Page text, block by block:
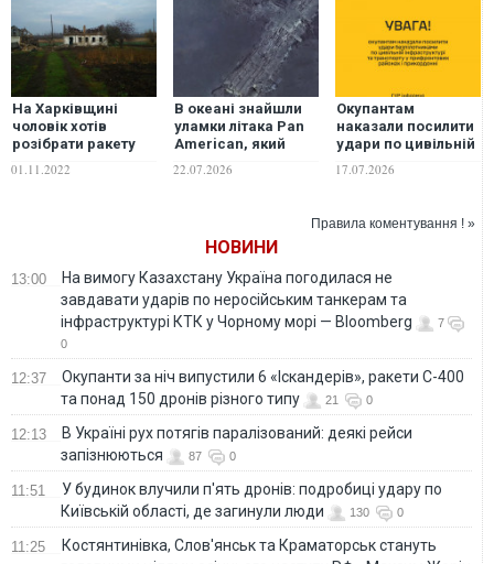
На Харківщині
чоловік хотів
розібрати ракету
вагітна дружина й
01.11.2022
В океані знайшли
уламки літака Pan
American, який
Пуерто-Рико
22.07.2026
Окупантам
наказали посилити
удари по цивільній
транспорту у
прикордонні, - ГУР
17.07.2026
Правила коментування ! »
НОВИНИ
13:00
На вимогу Казахстану Україна погодилася не
завдавати ударів по неросійським танкерам та
інфраструктурі КТК у Чорному морі — Bloomberg
7
0
12:37
Окупанти за ніч випустили 6 «Іскандерів», ракети С-400
та понад 150 дронів різного типу
21 0
12:13
В Україні рух потягів паралізований: деякі рейси
запізнюються
87 0
11:51
У будинок влучили п'ять дронів: подробиці удару по
Київській області, де загинули люди
130 0
11:25
Костянтинівка, Слов'янськ та Краматорськ стануть